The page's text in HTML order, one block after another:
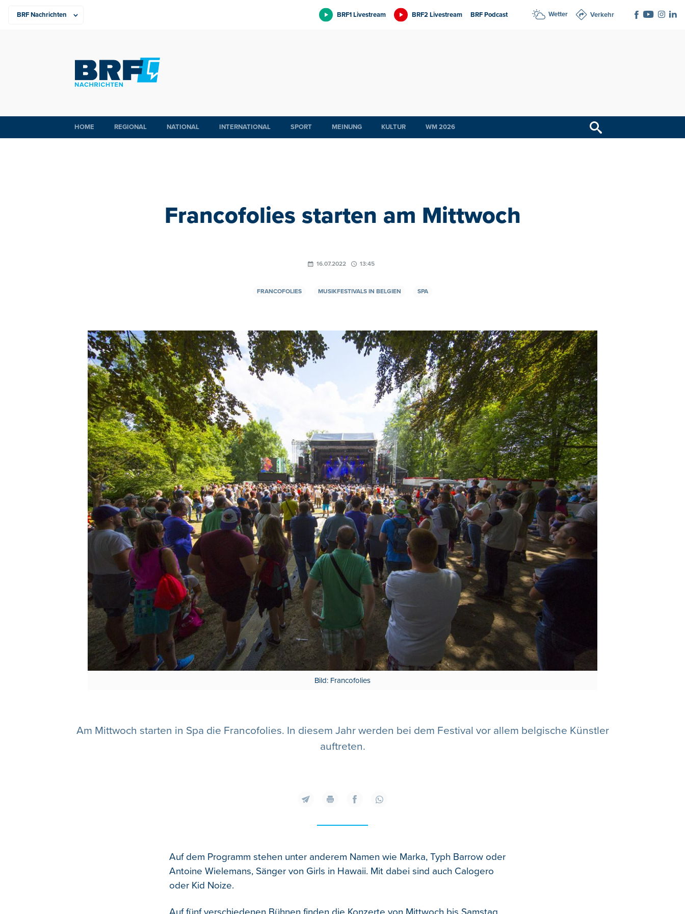
BRF1 Livestream BRF2 Livestream BRF Podcast Wetter Verkehr
HOME REGIONAL NATIONAL INTERNATIONAL SPORT MEINUNG KULTUR WM 2026
Francofolies starten am Mittwoch
16.07.2022 13:45
FRANCOFOLIES MUSIKFESTIVALS IN BELGIEN SPA
Bild: Francofolies
Am Mittwoch starten in Spa die Francofolies. In diesem Jahr werden bei dem Festival vor allem belgische Künstler
auftreten.
Auf dem Programm stehen unter anderem Namen wie Marka, Typh Barrow oder
Antoine Wielemans, Sänger von Girls in Hawaii. Mit dabei sind auch Calogero
oder Kid Noize.